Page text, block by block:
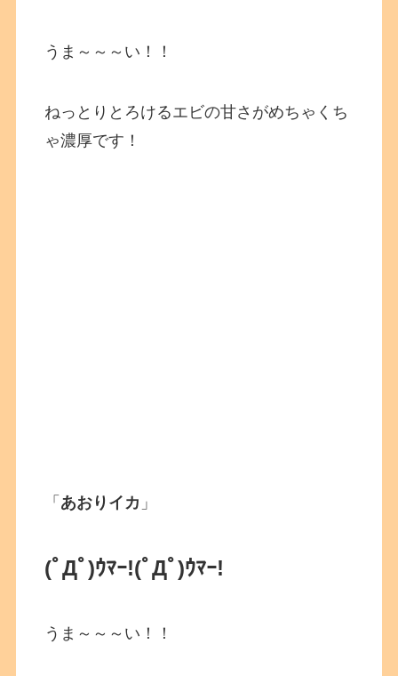
うま～～～い！！
ねっとりとろけるエビの甘さがめちゃくち
ゃ濃厚です！
「 あおりイカ 」
(ﾟДﾟ)ｳﾏｰ!(ﾟДﾟ)ｳﾏｰ!
うま～～～い！！